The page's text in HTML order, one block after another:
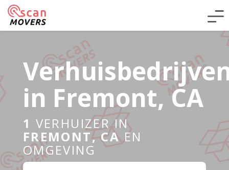
in Fremont, CA
1 VERHUIZER IN
FREMONT, CA EN
OMGEVING